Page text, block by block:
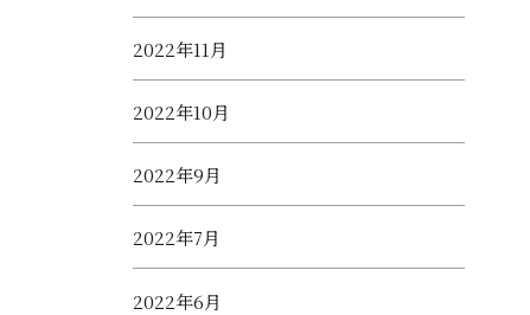
2022年11月
2022年10月
2022年9月
2022年7月
2022年6月